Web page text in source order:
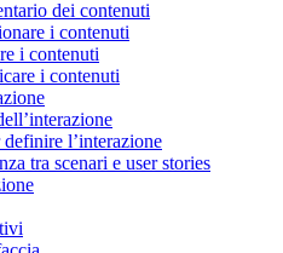
dei contenuti
i contenuti
i contenuti
i contenuti
l’interazione
tra scenari e user stories